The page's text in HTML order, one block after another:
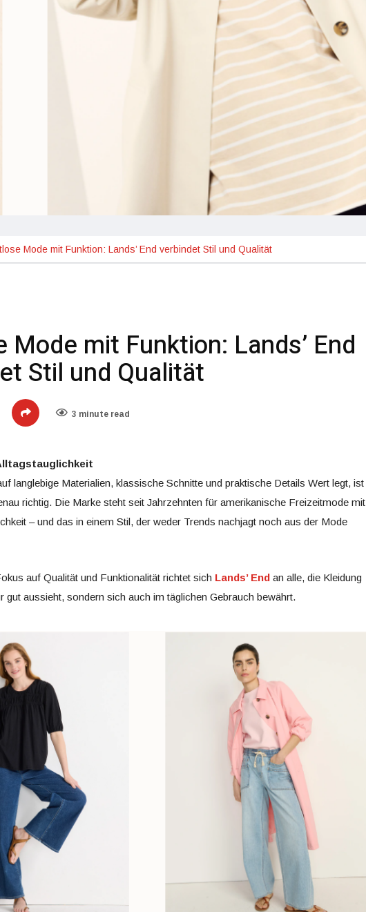
Mode mit Funktion: Lands’ End verbindet Stil und Qualität
Mode mit Funktion: Lands’ End
Stil und Qualität
3 minute read
langlebige Materialien, klassische Schnitte und praktische Details Wert legt, ist
richtig. Die Marke steht seit Jahrzehnten für amerikanische Freizeitmode mit
– und das in einem Stil, der weder Trends nachjagt noch aus der Mode
auf Qualität und Funktionalität richtet sich Lands’ End an alle, die Kleidung
gut aussieht, sondern sich auch im täglichen Gebrauch bewährt.